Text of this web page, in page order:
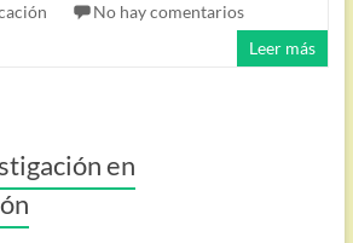
No hay comentarios
Leer más
en